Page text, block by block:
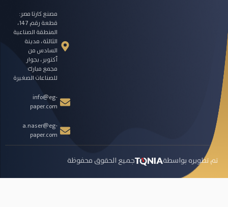
مصنع كارتا مصر:
قطعة رقم 147،
المنطقة الصناعية
الثالثة، مدينة
السادس من
أكتوبر، بجوار
مجمع مبارك
للصناعات الصغيرة
info@eg-
paper.com
a.naser@eg-
paper.com
تم تطويره بواسطة جميع الحقوق محفوظة